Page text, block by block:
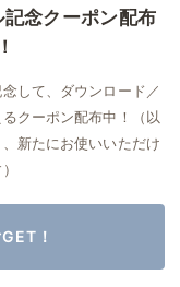
念クーポン配布
して、ダウンロード／
クーポン配布中！（以
新たにお使いいただけ
！